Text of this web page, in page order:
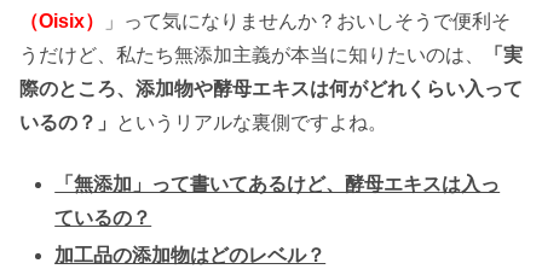
（Oisix）
」って気になりませんか？おいしそうで便利そ
うだけど、私たち無添加主義が本当に知りたいのは、
「実
際のところ、添加物や酵母エキスは何がどれくらい入って
いるの？」
というリアルな裏側ですよね。
「無添加」って書いてあるけど、酵母エキスは入っ
ているの？
加工品の添加物はどのレベル？